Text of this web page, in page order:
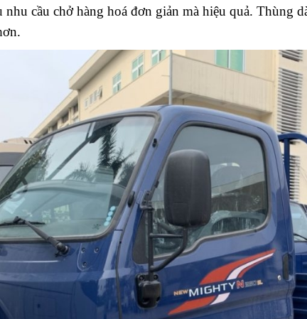
nhu cầu chở hàng hoá đơn giản mà hiệu quả. Thùng